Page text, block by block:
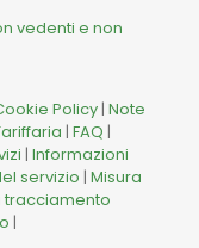
vedenti e non
Policy| Note
| FAQ |
| Informazioni
servizio | Misura
tracciamento
|